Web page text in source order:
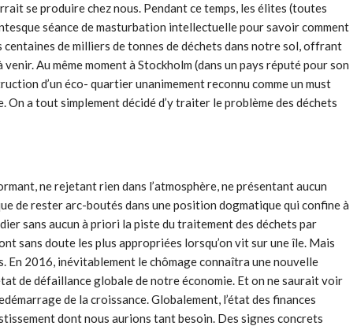
se produire chez nous. Pendant ce temps, les élites (toutes
séance de masturbation intellectuelle pour savoir comment
de milliers de tonnes de déchets dans notre sol, offrant
Au même moment à Stockholm (dans un pays réputé pour son
d’un éco- quartier unanimement reconnu comme un must
On a tout simplement décidé d’y traiter le problème des déchets
ne rejetant rien dans l’atmosphère, ne présentant aucun
de rester arc-boutés dans une position dogmatique qui confine à
sans aucun à priori la piste du traitement des déchets par
sans doute les plus appropriées lorsqu’on vit sur une île. Mais
En 2016, inévitablement le chômage connaîtra une nouvelle
de défaillance globale de notre économie. Et on ne saurait voir
de la croissance. Globalement, l’état des finances
dont nous aurions tant besoin. Des signes concrets